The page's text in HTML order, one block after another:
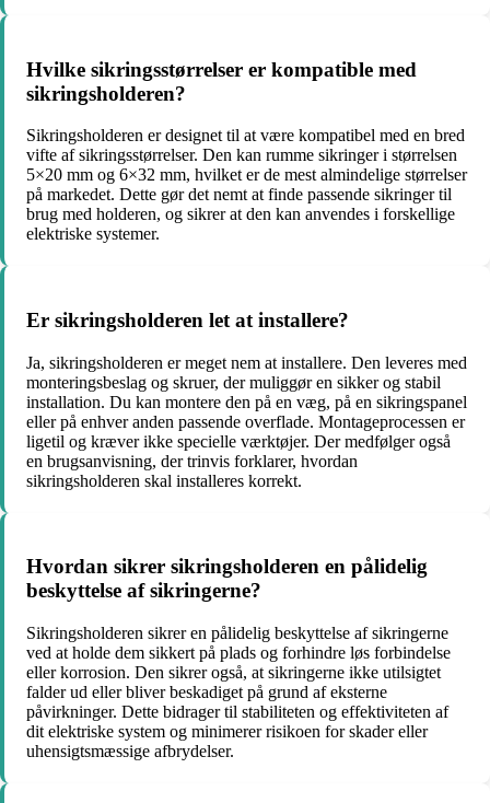
Hvilke sikringsstørrelser er kompatible med
sikringsholderen?
Sikringsholderen er designet til at være kompatibel med en bred
vifte af sikringsstørrelser. Den kan rumme sikringer i størrelsen
5×20 mm og 6×32 mm, hvilket er de mest almindelige størrelser
på markedet. Dette gør det nemt at finde passende sikringer til
brug med holderen, og sikrer at den kan anvendes i forskellige
elektriske systemer.
Er sikringsholderen let at installere?
Ja, sikringsholderen er meget nem at installere. Den leveres med
monteringsbeslag og skruer, der muliggør en sikker og stabil
installation. Du kan montere den på en væg, på en sikringspanel
eller på enhver anden passende overflade. Montageprocessen er
ligetil og kræver ikke specielle værktøjer. Der medfølger også
en brugsanvisning, der trinvis forklarer, hvordan
sikringsholderen skal installeres korrekt.
Hvordan sikrer sikringsholderen en pålidelig
beskyttelse af sikringerne?
Sikringsholderen sikrer en pålidelig beskyttelse af sikringerne
ved at holde dem sikkert på plads og forhindre løs forbindelse
eller korrosion. Den sikrer også, at sikringerne ikke utilsigtet
falder ud eller bliver beskadiget på grund af eksterne
påvirkninger. Dette bidrager til stabiliteten og effektiviteten af
dit elektriske system og minimerer risikoen for skader eller
uhensigtsmæssige afbrydelser.